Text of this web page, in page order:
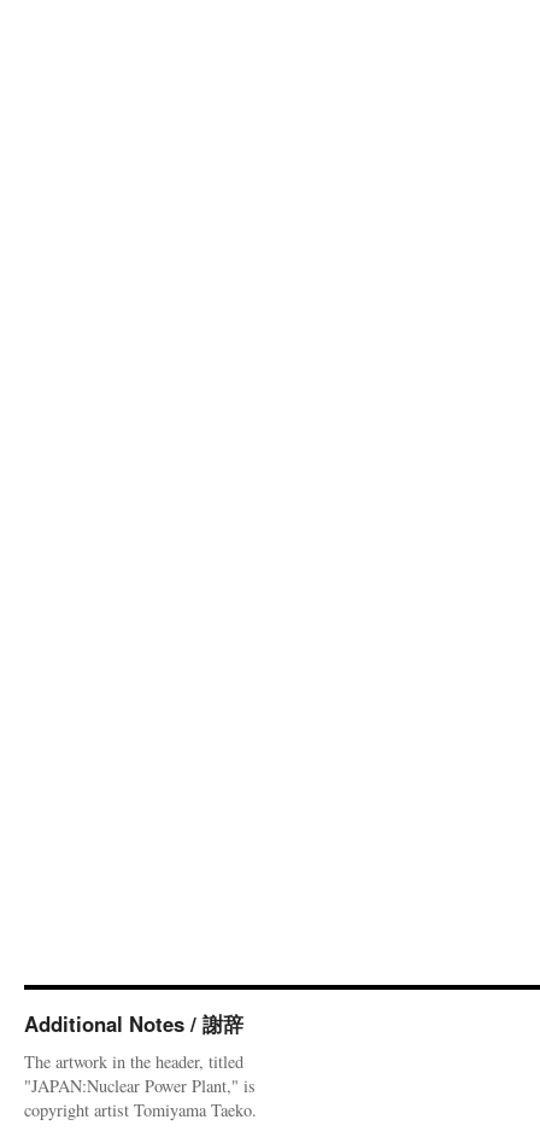
Additional Notes / 謝辞
The artwork in the header, titled
"JAPAN:Nuclear Power Plant," is
copyright artist Tomiyama Taeko.